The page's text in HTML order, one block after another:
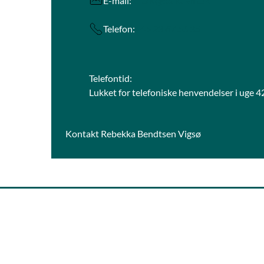
Telefon:
Telefontid:
Lukket for telefoniske henvendelser i uge
Kontakt Rebekka Bendtsen Vigsø